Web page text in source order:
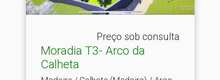
Preço sob consulta
Moradia T3- Arco da
Calheta